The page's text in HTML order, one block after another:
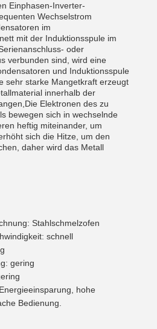
Einphasen-Inverter-
Wechselstrom
im
mit der Induktionsspule im
oder
verbunden sind, wird eine
und Induktionsspule
sehr starke Mangetkraft erzeugt
innerhalb der
Elektronen des zu
bewegen sich in wechselnde
heftig miteinander, um
sich die Hitze, um den
daher wird das Metall
Stahlschmelzofen
schnell
gering
hohe
Bedienung.